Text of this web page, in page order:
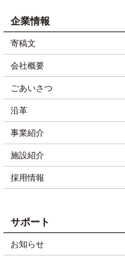
企業情報
寄稿文
会社概要
ごあいさつ
沿革
事業紹介
施設紹介
採用情報
サポート
お知らせ